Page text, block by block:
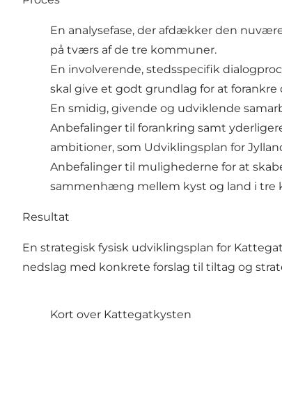
En analysefase, der afdækker den
på tværs af de tre kommuner.
En involverende, stedsspecifik
skal give et godt grundlag for at
En smidig, givende og udviklende
Anbefalinger til forankring samt
ambitioner, som Udviklingsplan for
Anbefalinger til mulighederne for at
sammenhæng mellem kyst og land i tre
Resultat
En strategisk fysisk udviklingsplan for
nedslag med konkrete forslag til tiltag og
Kort over Kattegatkysten